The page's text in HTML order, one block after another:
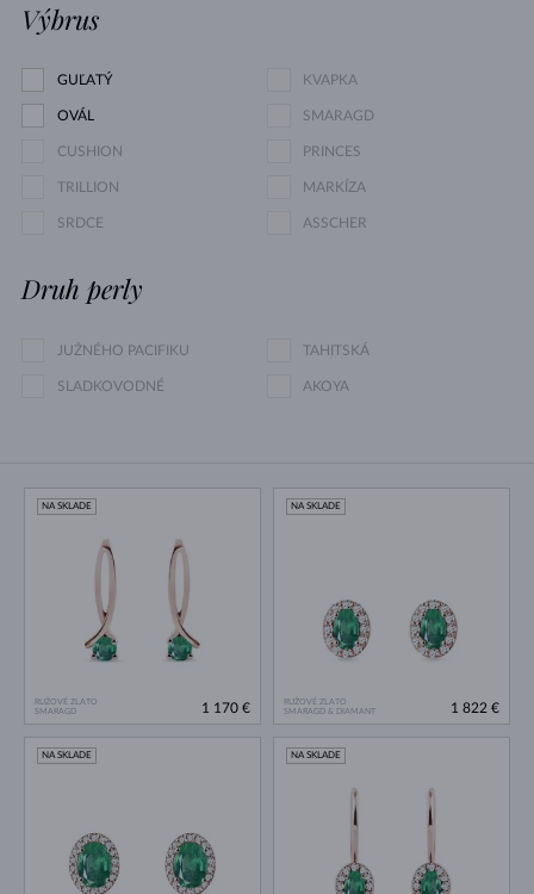
Výbrus
GUĽATÝ KVAPKA
OVÁL SMARAGD
CUSHION PRINCES
TRILLION MARKÍZA
SRDCE ASSCHER
Druh perly
JUŽNÉHO PACIFIKU TAHITSKÁ
SLADKOVODNÉ AKOYA
RUŽOVÉ ZLATO
SMARAGD
NA SKLADE
1 170 €
RUŽOVÉ ZLATO
SMARAGD & DIAMANT
NA SKLADE
1 822 €
NA SKLADE NA SKLADE